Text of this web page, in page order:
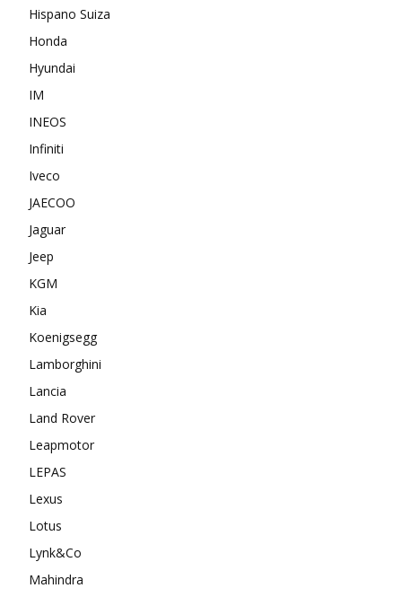
Hispano Suiza
Honda
Hyundai
IM
INEOS
Infiniti
Iveco
JAECOO
Jaguar
Jeep
KGM
Kia
Koenigsegg
Lamborghini
Lancia
Land Rover
Leapmotor
LEPAS
Lexus
Lotus
Lynk&Co
Mahindra